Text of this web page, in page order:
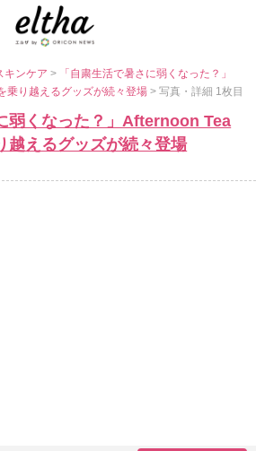
キンケア>
「自粛生活で暑さに弱くなった？」
乗り越えるグッズが続々登場> 写真・詳細 1枚目
弱くなった？」Afternoon Tea
越えるグッズが続々登場